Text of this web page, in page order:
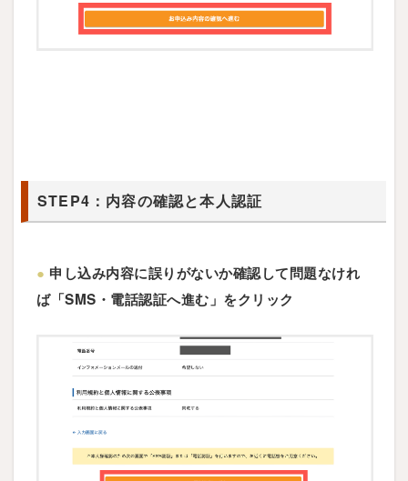
STEP4：内容の確認と本人認証
● 申し込み内容に誤りがないか確認して問題なけれ
ば「SMS・電話認証へ進む」をクリック